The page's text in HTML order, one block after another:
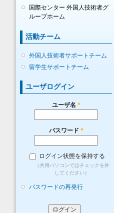
国際センター 外国人技術者グ
ループホーム
活動チーム
外国人技術者サポートチーム
留学生サポートチーム
ユーザログイン
ユーザ名 *
パスワード *
ログイン状態を保持する
（共用パソコンではチェックを外
してください）
パスワードの再発行